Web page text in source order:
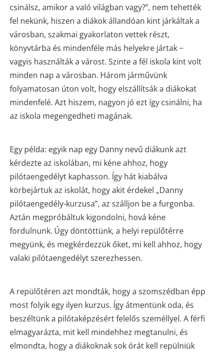
csinálsz, amikor a való világban vagy?”, nem tehették
fel nekünk, hiszen a diákok állandóan kint járkáltak a
városban, szakmai gyakorlaton vettek részt,
könyvtárba és mindenféle más helyekre jártak −
vagyis használták a várost. Szinte a fél iskola kint volt
minden nap a városban. Három járművünk
folyamatosan úton volt, hogy elszállítsák a diákokat
mindenfelé. Azt hiszem, nagyon jó ezt így csinálni, ha
az iskola megengedheti magának.
Egy példa: egyik nap egy Danny nevű diákunk azt
kérdezte az iskolában, mi kéne ahhoz, hogy
pilótaengedélyt kaphasson. Így hát kiabálva
körbejártuk az iskolát, hogy akit érdekel „Danny
pilótaengedély-kurzusa”, az szálljon be a furgonba.
Aztán megpróbáltuk kigondolni, hová kéne
fordulnunk. Úgy döntöttünk, a helyi repülőtérre
megyünk, és megkérdezzük őket, mi kell ahhoz, hogy
valaki pilótaengedélyt szerezhessen.
A repülőtéren azt mondták, hogy a szomszédban épp
most folyik egy ilyen kurzus. Így átmentünk oda, és
beszéltünk a pilótaképzésért felelős személlyel. A férfi
elmagyarázta, mit kell mindehhez megtanulni, és
elmondta, hogy a diákoknak sok órát kell repülniük